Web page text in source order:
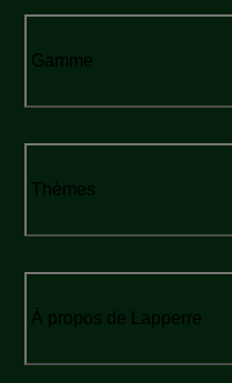
Gamme
Thèmes
À propos de Lapperre